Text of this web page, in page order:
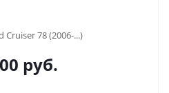
Cruiser 78 (2006-...)
руб.